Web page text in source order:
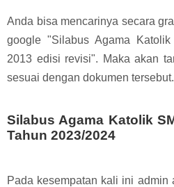
Anda bisa mencarinya secara
google "Silabus Agama
2013 edisi revisi". Maka akan
sesuai dengan dokumen tersebut.
Silabus Agama Katolik
Tahun 2023/2024
Pada kesempatan kali ini admin